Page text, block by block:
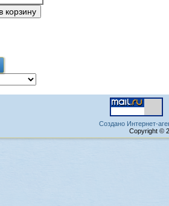
Создано Интернет-
Copyright ©